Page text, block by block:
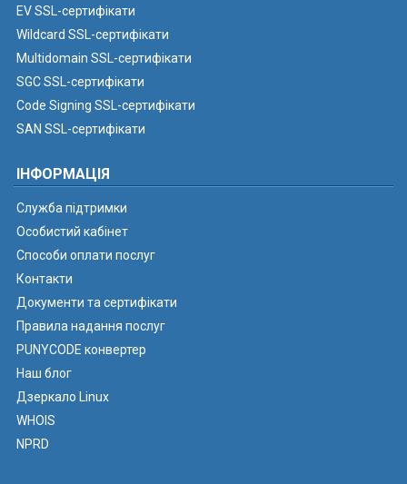
EV SSL-сертифікати
Wildcard SSL-сертифікати
Multidomain SSL-сертифікати
SGC SSL-сертифікати
Code Signing SSL-сертифікати
SAN SSL-сертифікати
ІНФОРМАЦІЯ
Служба підтримки
Особистий кабінет
Способи оплати послуг
Контакти
Документи та сертифікати
Правила надання послуг
PUNYCODE конвертер
Наш блог
Дзеркало Linux
WHOIS
NPRD